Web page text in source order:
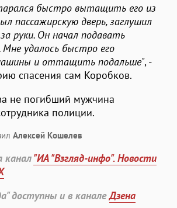
быстро вытащить его из
пассажирскую дверь, заглушил
руки. Он начал подавать
Мне удалось быстро его
и оттащить подальше", -
спасения сам Коробков.
не погибший мужчина
полиции.
Алексей Кошелев
канал"ИА "Взгляд-инфо". Новости
доступны и в каналеДзена